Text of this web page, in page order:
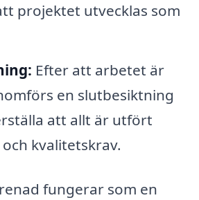
projektet utvecklas som
Efter att arbetet är
en slutbesiktning
att allt är utfört
kvalitetskrav.
fungerar som en